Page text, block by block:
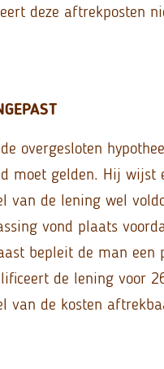
deze aftrekposten
overgesloten
moet gelden. Hij
van de lening wel
vond plaats
bepleit de man
de lening voor
van de kosten